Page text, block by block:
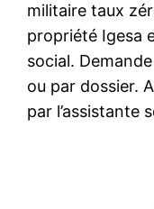
militaire taux
propriété Igesa
social.
ou par dossier.
par l’assistante